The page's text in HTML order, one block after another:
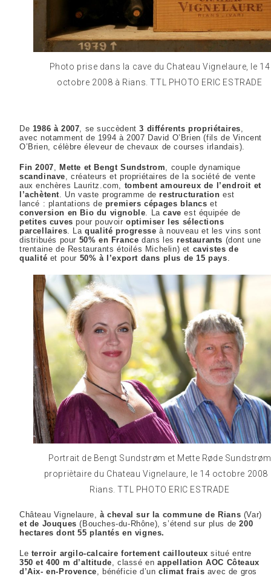
Photo prise dans la cave du Chateau Vignelaure, le 14
octobre 2008 à Rians. TTL PHOTO ERIC ESTRADE
De 1986 à 2007 , se succèdent3 différents propriétaires
avec notamment de 1994 à 2007 David O’Brien (fils de Vincent
O’Brien, célèbre éleveur de chevaux de courses irlandais).
Fin 2007, Mette et Bengt Sundstrom, couple dynamique
scandinave, créateurs et propriétaires de la société de vente
aux enchères Lauritz.com, tombent amoureux de l’endroit et
l’achètent. Un vaste programme derestructuration est
lancé : plantations de premiers cépages blancs et
conversion en Bio du vignoble. Lacave est équipée de
petites cuves pour pouvoiroptimiser les sélections
parcellaires. Laqualité progresse à nouveau et les vins sont
distribués pour 50% en France dans lesrestaurants (dont une
trentaine de Restaurants étoilés Michelin) et cavistes de
qualité et pour 50% à l’export dans plus de 15 pays.
Portrait de Bengt Sundstrøm et Mette Røde Sundstrøm
propriètaire du Chateau Vignelaure, le 14 octobre 2008
Rians. TTL PHOTO ERIC ESTRADE
Château Vignelaure, à cheval sur la commune de Rians (Var)
et de Jouques (Bouches-du-Rhône), s’étend sur plus de200
hectares dont 55 plantés en vignes.
Le terroir argilo-calcaire fortement caillouteux situé entre
350 et 400 m d’altitude, classé enappellation AOC Côteaux
d’Aix- en-Provence, bénéficie d’unclimat frais avec de gros